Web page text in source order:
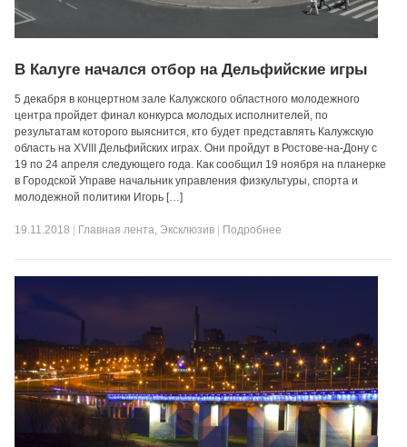
В Калуге начался отбор на Дельфийские игры
5 декабря в концертном зале Калужского областного молодежного
центра пройдет финал конкурса молодых исполнителей, по
результатам которого выяснится, кто будет представлять Калужскую
область на XVIII Дельфийских играх. Они пройдут в Ростове-на-Дону с
19 по 24 апреля следующего года. Как сообщил 19 ноября на планерке
в Городской Управе начальник управления физкультуры, спорта и
молодежной политики Игорь […]
19.11.2018 Главная лента, Эксклюзив Подробнее